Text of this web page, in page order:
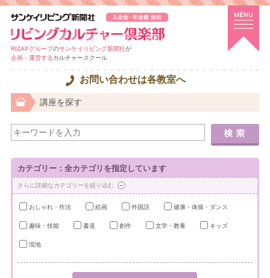
RIZAPグループのサンケイリビング新聞社が
企画・運営するカルチャースクール
お問い合わせは各教室へ
講座を探す
カテゴリー：全カテゴリを指定しています
さらに詳細なカテゴリーを絞り込む
おしゃれ・作法 絵画 外国語 健康・体操・ダンス
趣味・技能 書道 創作 文学・教養 キッズ
現地